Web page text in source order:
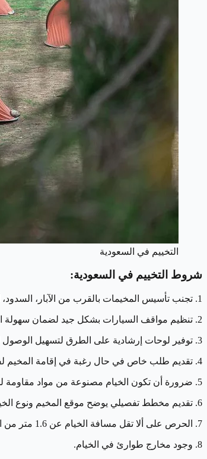
التخييم في السعودية
شروط التخييم في السعودية:
1. تجنب تأسيس المخيمات بالقرب من الآبار، السدود، أو في أوساط الأودية، ويُفضل الاختيار مناطق مرتفعة وآمنة.
2. تنظيم مواقف السيارات بشكل جيد لضمان سهولة الوصول والمغادرة، خصوصًا إذا كان هناك عدد كبير من الزوار.
3. توفير لوحات إرشادية على الطرق لتسهيل الوصول للموقع وضمان السلامة.
4. تقديم طلب خاص في حال رغبة في إقامة المخيم لفترة تزيد عن 90 يومًا في السنة.
5. ضرورة أن تكون الخيام مصنوعة من مواد مقاومة للحريق وتتوافق مع المواصفات المحلية أو الدولية.
6. تقديم مخطط تفصيلي يوضح موقع المخيم ونوع الخيام والتجهيزات المرافقة.
7. الحرص على ألا تقل مسافة الخيام عن 1.6 متر من المباني أو الخيام الأخرى.
8. وجود مخارج طوارئ في الخيام.